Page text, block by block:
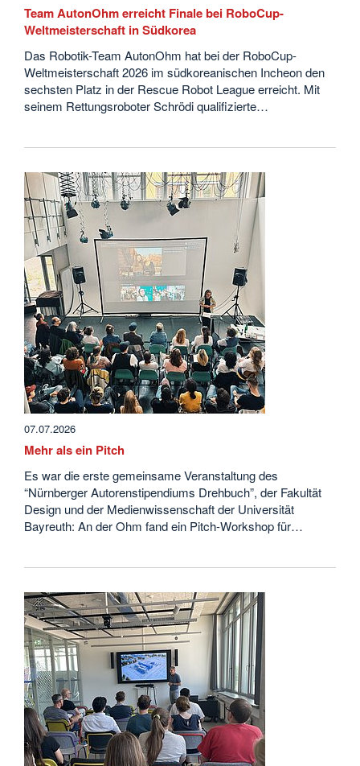
Team AutonOhm erreicht Finale bei RoboCup-
Weltmeisterschaft in Südkorea
Das Robotik-Team AutonOhm hat bei der RoboCup-
Weltmeisterschaft 2026 im südkoreanischen Incheon den
sechsten Platz in der Rescue Robot League erreicht. Mit
seinem Rettungsroboter Schrödi qualifizierte…
07.07.2026
Mehr als ein Pitch
Es war die erste gemeinsame Veranstaltung des
“Nürnberger Autorenstipendiums Drehbuch”, der Fakultät
Design und der Medienwissenschaft der Universität
Bayreuth: An der Ohm fand ein Pitch-Workshop für…